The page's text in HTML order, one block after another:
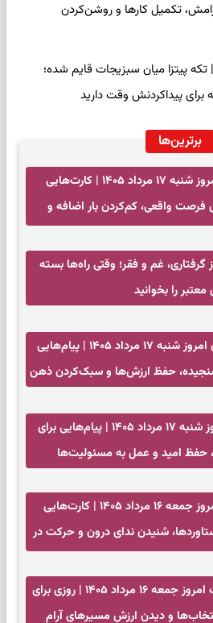
تکمیل کارها و روشن‌کردن
پیتزا میان سبزیجات قایم شده؛
برترین‌ها
فال تاروت امروز شنبه ۱۷ مرداد ۱۴۰۵ | کارت‌هایی
واقعی، کم‌کردن بار اضافه و
گرفتاری، غم و فقر؛ وقتی راه‌ها بسته
را بخوانید
فال فرشتگان امروز شنبه ۱۷ مرداد ۱۴۰۵ | پیام‌هایی
حفظ ارزش‌ها و سبک‌کردن ذهن
فال انبیا امروز شنبه ۱۷ مرداد ۱۴۰۵ | پیام‌هایی برای
حفظ امید و عمل به مسئولیت‌ها
فال تاروت امروز جمعه ۱۶ مرداد ۱۴۰۵ | کارت‌هایی
شنیدن ندای درون و حرکت در
فال سرنوشت امروز جمعه ۱۶ مرداد ۱۴۰۵ | روزی برای
و دیدن ارزش مسیرهای آرام